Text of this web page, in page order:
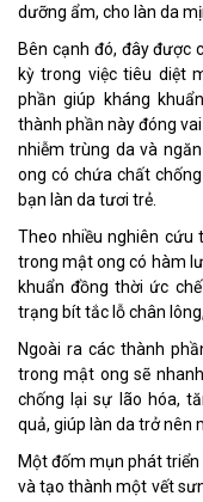
dưỡng ẩm, cho làn da
Bên cạnh đó, đây được
kỳ trong việc tiêu diệt
phần giúp kháng
thành phần này đóng
nhiễm trùng da và
ong có chứa chất
bạn làn da tươi trẻ.
Theo nhiều nghiên cứu
trong mật ong có hàm
khuẩn đồng thời ức
trạng bít tắc lỗ chân
Ngoài ra các thành
trong mật ong sẽ
chống lại sự lão hóa,
quả, giúp làn da trở nên
Một đốm mụn phát
và tạo thành một vết